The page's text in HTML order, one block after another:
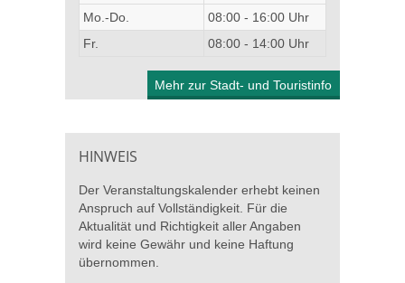
Mo.-Do.
08:00 - 16:00 Uhr
Fr.
08:00 - 14:00 Uhr
Mehr zur Stadt- und Touristinfo
HINWEIS
Der Veranstaltungskalender erhebt keinen
Anspruch auf Vollständigkeit. Für die
Aktualität und Richtigkeit aller Angaben
wird keine Gewähr und keine Haftung
übernommen.